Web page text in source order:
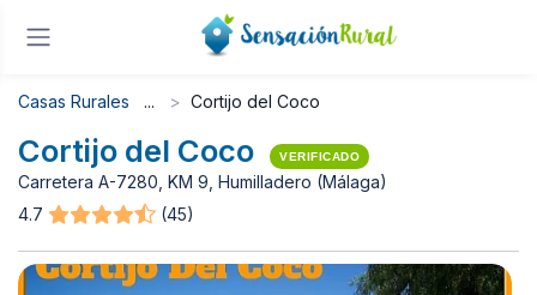
Casas Rurales Cortijo del Coco
Cortijo del Coco VERIFICADO
Carretera A-7280, KM 9, Humilladero (Málaga)
4.7
(45)